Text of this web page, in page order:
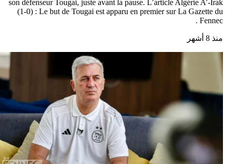
son défenseur Tougai, juste avant la pause. L’article Algérie A’-Irak
(1-0) : Le but de Tougai est apparu en premier sur La Gazette du
Fennec .
منذ 8 أشهر